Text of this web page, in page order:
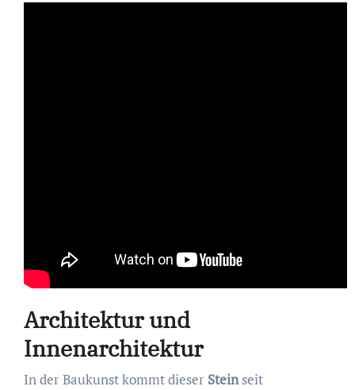
Architektur und
Innenarchitektur
In der Baukunst kommt dieser Steinseit